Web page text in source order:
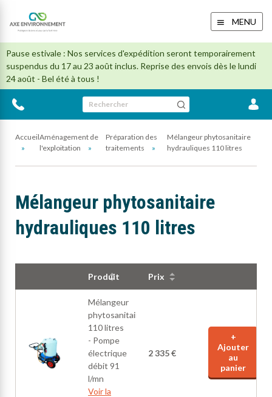
Pause estivale : Nos services d'expédition seront temporairement
suspendus du 17 au 23 août inclus. Reprise des envois dès le lundi
24 août - Bel été à tous !
MENU
Rechercher
AccueilAménagement de
l'exploitation
Préparation des
traitements
Mélangeur phytosanitaire
hydrauliques 110 litres
Mélangeur phytosanitaire
hydrauliques 110 litres
Produit Prix
Mélangeur
phytosanitaire
110 litres
- Pompe
électrique
débit 91
l/mn
Voir la
2 335 €
+
Ajouter
au
panier